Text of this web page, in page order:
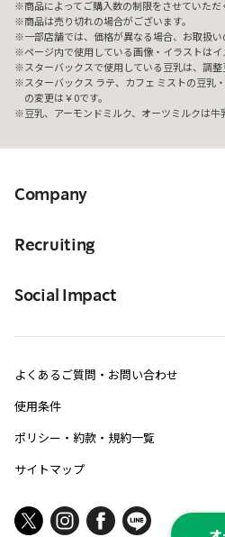
商品によってご購入数の制限をさせていただ
商品は売り切れの場合がございます。
一部店舗では、価格が異なる場合、お取扱い
ページ内で使用している画像・イラストはイ
スターバックスで使用している豆乳は、調整
スターバックス ラテ、カフェ ミストの豆乳
の変更は￥0です。
豆乳、アーモンドミルク、オーツミルクは牛
Company
Recruiting
Social Impact
よくあるご質問・お問い合わせ
使用条件
ポリシー・約款・規約一覧
サイトマップ